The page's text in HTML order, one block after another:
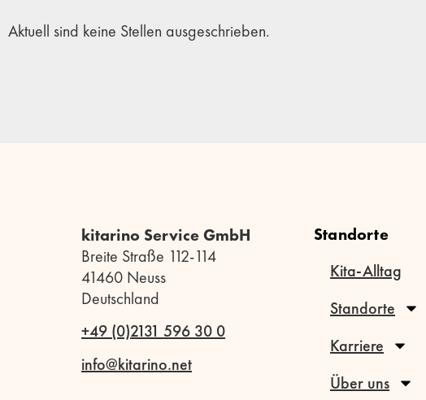
Aktuell sind keine Stellen ausgeschrieben.
kitarino Service GmbH
Breite Straße 112-114
41460 Neuss
Deutschland
+49 (0)2131 596 30 0
info@kitarino.net
Standorte
Kita-Alltag
Standorte
Karriere
Über uns